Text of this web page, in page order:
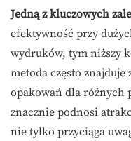
Jedną z kluczowych
efektywność przy
wydruków, tym niższy
metoda często
opakowań dla różnych
znacznie podnosi
nie tylko przyciąga